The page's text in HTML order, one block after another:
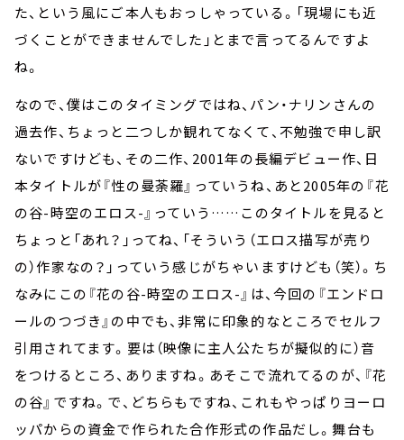
た、という風にご本人もおっしゃっている。「現場にも近
づくことができませんでした」とまで言ってるんですよ
ね。
なので、僕はこのタイミングではね、パン・ナリンさんの
過去作、ちょっと二つしか観れてなくて、不勉強で申し訳
ないですけども、その二作、2001年の長編デビュー作、日
本タイトルが『性の曼荼羅』っていうね、あと2005年の『花
の谷-時空のエロス-』っていう……このタイトルを見ると
ちょっと「あれ？」ってね、「そういう（エロス描写が売り
の）作家なの？」っていう感じがちゃいますけども（笑）。ち
なみにこの『花の谷-時空のエロス-』は、今回の『エンドロ
ールのつづき』の中でも、非常に印象的なところでセルフ
引用されてます。要は（映像に主人公たちが擬似的に）音
をつけるところ、ありますね。あそこで流れてるのが、『花
の谷』ですね。で、どちらもですね、これもやっぱりヨーロ
ッパからの資金で作られた合作形式の作品だし。舞台も